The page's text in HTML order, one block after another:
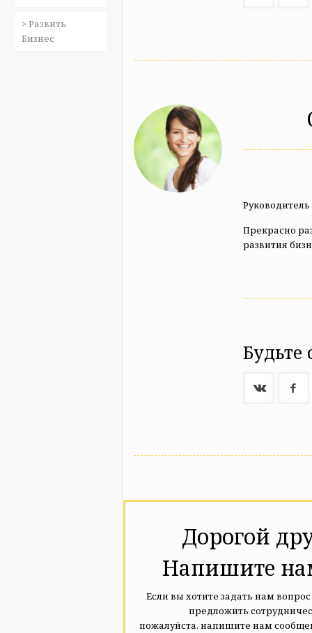
Прекрасно
развития
Будьте
Дорогой
Напишите
Если вы хотите задать нам
предложить
пожалуйста, напишите нам
> Развить
Бизнес